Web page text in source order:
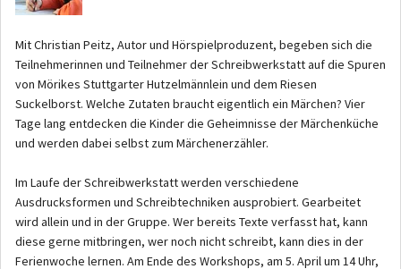
Mit Christian Peitz, Autor und Hörspielproduzent, begeben sich die
Teilnehmerinnen und Teilnehmer der Schreibwerkstatt auf die Spuren
von Mörikes Stuttgarter Hutzelmännlein und dem Riesen
Suckelborst. Welche Zutaten braucht eigentlich ein Märchen? Vier
Tage lang entdecken die Kinder die Geheimnisse der Märchenküche
und werden dabei selbst zum Märchenerzähler.
Im Laufe der Schreibwerkstatt werden verschiedene
Ausdrucksformen und Schreibtechniken ausprobiert. Gearbeitet
wird allein und in der Gruppe. Wer bereits Texte verfasst hat, kann
diese gerne mitbringen, wer noch nicht schreibt, kann dies in der
Ferienwoche lernen. Am Ende des Workshops, am 5. April um 14 Uhr,